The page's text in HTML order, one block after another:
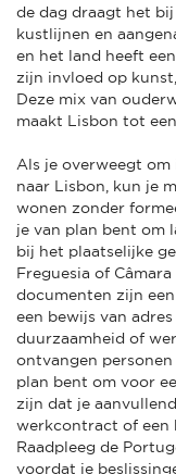
de dag draagt het
kustlijnen en
en het land heeft
zijn invloed op
Deze mix van
maakt Lisbon tot
Als je overweegt
naar Lisbon, kun je
wonen zonder
je van plan bent om
bij het plaatselijke
Freguesia of
documenten zijn
een bewijs van
duurzaamheid of
ontvangen
plan bent om voor
zijn dat je
werkcontract of een
Raadpleeg de
voordat je